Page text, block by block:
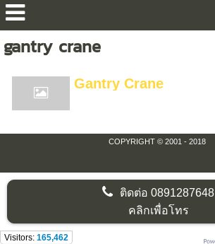
gantry crane
Gantry Crane
COPYRIGHT © 2001 - 2018
ติดต่อ0891287648
คลิกเพื่อโทร
Visitors: 165,462